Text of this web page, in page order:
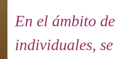
En el ámbito
individuales,